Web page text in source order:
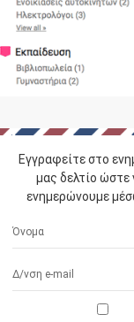
Εγγραφείτε στο
μας δελτίο ώστε
ενημερώνουμε